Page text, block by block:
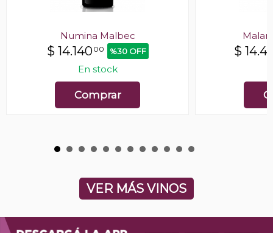
Numina Malbec
$ 14.14000 %30 OFF
En stock
Comprar
$
VER MÁS VINOS